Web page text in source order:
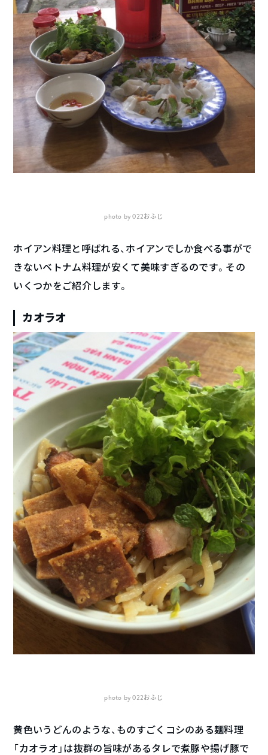
photo by 022おふじ
ホイアン料理と呼ばれる、ホイアンでしか食べる事がで
きないベトナム料理が安くて美味すぎるのです。その
いくつかをご紹介します。
カオラオ
photo by 022おふじ
黄色いうどんのような、ものすごくコシのある麺料理
「カオラオ」は抜群の旨味があるタレで煮豚や揚げ豚で